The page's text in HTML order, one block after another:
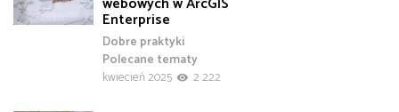
Enterprise
Dobre praktyki
Polecane tematy
kwiecień 2025
2 222